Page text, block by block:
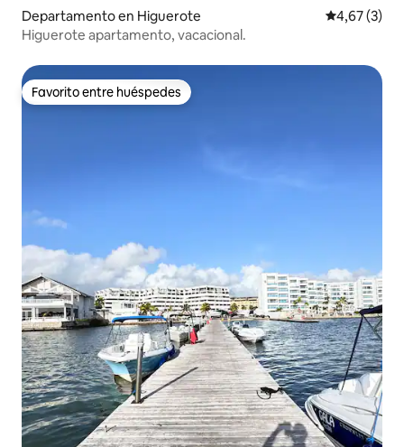
Departamento en Higuerote Calificación
4,67 (3)
Higuerote apartamento, vacacional.
Favorito entre huéspedes
Favorito entre huéspedes